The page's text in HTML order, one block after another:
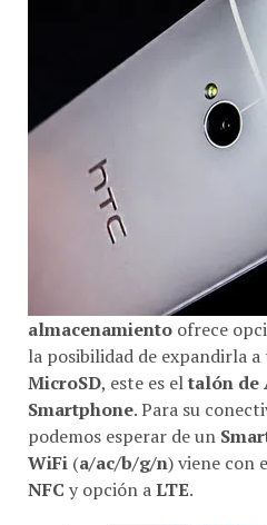
almacenamiento ofrece
la posibilidad de expandirla
MicroSD, este es eltalón de
Smartphone. Para su
podemos esperar de un
WiFi (a/ac/b/g/n) viene con
NFC y opción aLTE.